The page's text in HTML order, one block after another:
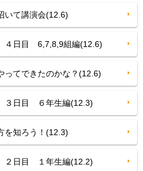
いて講演会(12.6)
４日目 6,7,8,9組編(12.6)
てできたのかな？(12.6)
３日目 ６年生編(12.3)
知ろう！(12.3)
２日目 １年生編(12.2)